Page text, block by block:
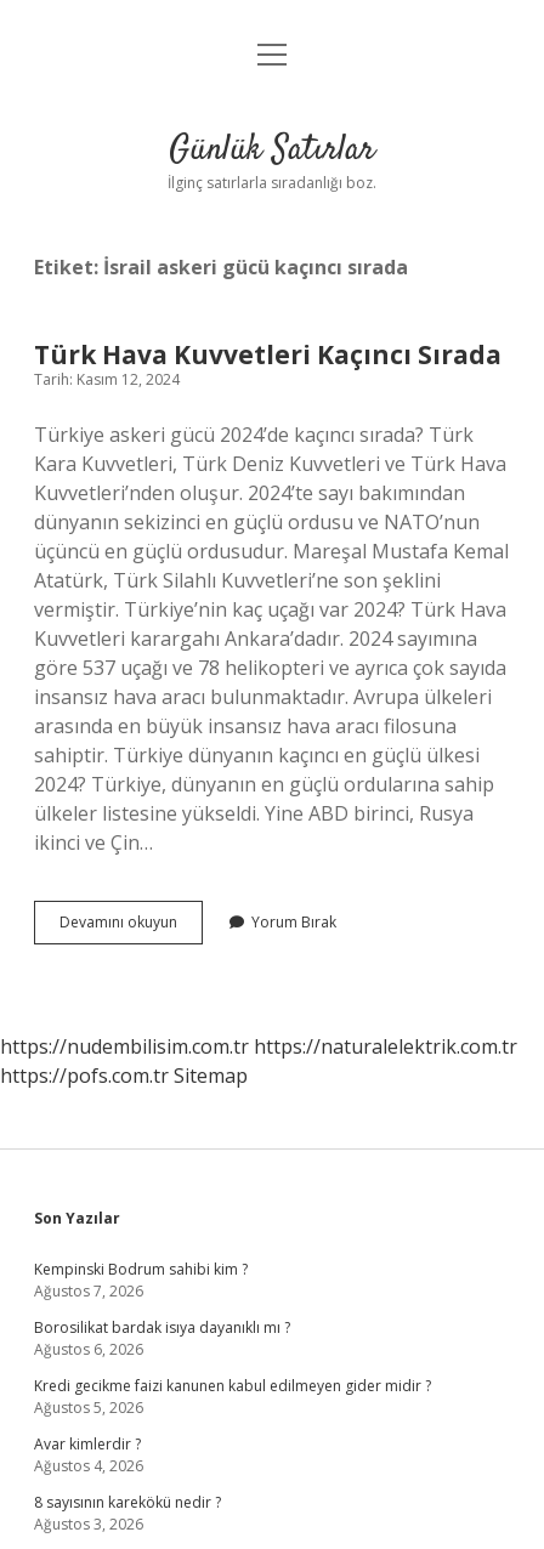
Anasayfa
Yasal Uyarı
menüyü
Günlük Satırlar
İlginç satırlarla sıradanlığı boz.
Etiket: İsrail askeri gücü kaçıncı sırada
Türk Hava Kuvvetleri Kaçıncı Sırada
Tarih: Kasım 12, 2024
Türkiye askeri gücü 2024’de kaçıncı sırada? Türk
Kara Kuvvetleri, Türk Deniz Kuvvetleri ve Türk Hava
Kuvvetleri’nden oluşur. 2024’te sayı bakımından
dünyanın sekizinci en güçlü ordusu ve NATO’nun
üçüncü en güçlü ordusudur. Mareşal Mustafa Kemal
Atatürk, Türk Silahlı Kuvvetleri’ne son şeklini
vermiştir. Türkiye’nin kaç uçağı var 2024? Türk Hava
Kuvvetleri karargahı Ankara’dadır. 2024 sayımına
göre 537 uçağı ve 78 helikopteri ve ayrıca çok sayıda
insansız hava aracı bulunmaktadır. Avrupa ülkeleri
arasında en büyük insansız hava aracı filosuna
sahiptir. Türkiye dünyanın kaçıncı en güçlü ülkesi
2024? Türkiye, dünyanın en güçlü ordularına sahip
ülkeler listesine yükseldi. Yine ABD birinci, Rusya
ikinci ve Çin…
Devamını okuyun
Hava
Yorum Bırak
https://nudembilisim.com.tr https://naturalelektrik.com.tr
https://pofs.com.trSitemap
Sidebar
Son Yazılar
Kempinski Bodrum sahibi kim ?
Ağustos 7, 2026
Borosilikat bardak isıya dayanıklı mı ?
Ağustos 6, 2026
Kredi gecikme faizi kanunen kabul edilmeyen gider midir ?
Ağustos 5, 2026
Avar kimlerdir ?
Ağustos 4, 2026
8 sayısının karekökü nedir ?
Ağustos 3, 2026